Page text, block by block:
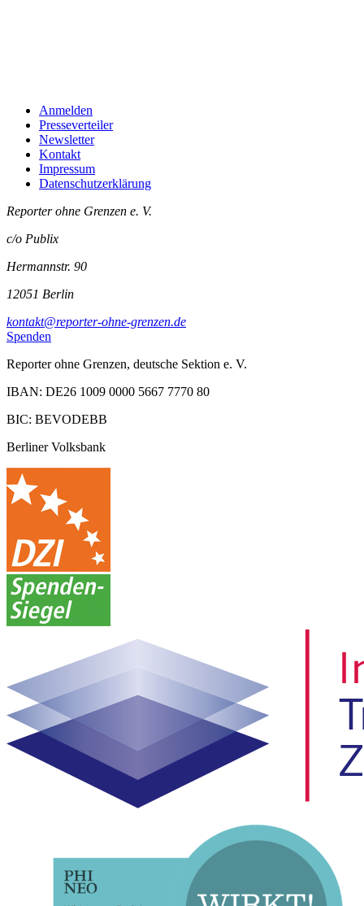
Anmelden
Presseverteiler
Newsletter
Kontakt
Impressum
Datenschutzerklärung
Reporter ohne Grenzen e. V.
c/o Publix
Hermannstr. 90
12051 Berlin
kontakt@reporter-ohne-grenzen.de
Spenden
Reporter ohne Grenzen, deutsche Sektion e. V.
IBAN: DE26 1009 0000 5667 7770 80
BIC: BEVODEBB
Berliner Volksbank